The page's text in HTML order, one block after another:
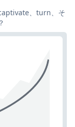
、turn、そ